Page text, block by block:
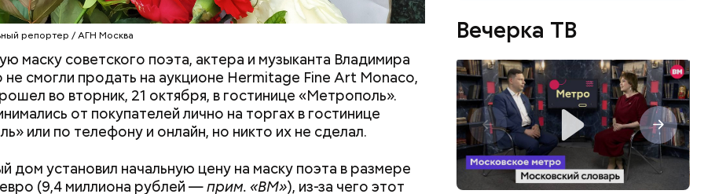
репортер / АГН Москва
маску советского поэта, актера и музыканта Владимира
не смогли продать на аукционе Hermitage Fine Art Monaco,
во вторник, 21 октября, в гостинице «Метрополь».
от покупателей лично на торгах в гостинице
или по телефону и онлайн, но никто их не сделал.
дом установил начальную цену на маску поэта в размере
(9,4 миллиона рублей —прим. «ВМ»), из-за чего этот
Вечерка ТВ